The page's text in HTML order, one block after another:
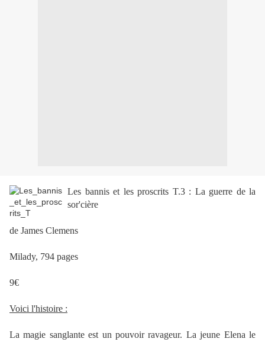
Les bannis et les proscrits T.3 : La guerre de la
sor'cière
de James Clemens
Milady, 794 pages
9€
Voici l'histoire :
La magie sanglante est un pouvoir ravageur. La jeune Elena le